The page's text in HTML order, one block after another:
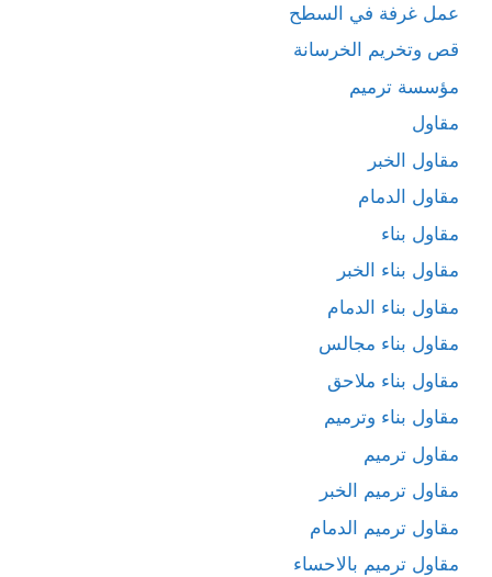
عمل غرفة في السطح
قص وتخريم الخرسانة
مؤسسة ترميم
مقاول
مقاول الخبر
مقاول الدمام
مقاول بناء
مقاول بناء الخبر
مقاول بناء الدمام
مقاول بناء مجالس
مقاول بناء ملاحق
مقاول بناء وترميم
مقاول ترميم
مقاول ترميم الخبر
مقاول ترميم الدمام
مقاول ترميم بالاحساء